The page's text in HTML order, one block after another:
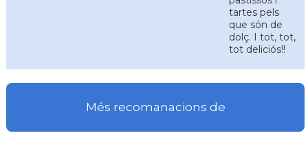
tartes pels
que són de
dolç. I tot, tot,
tot deliciós!!
Més recomanacions de